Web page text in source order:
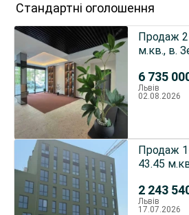
Стандартні оголошення
6 735
Продаж
м.кв., в.
Львів
02.08.2026
2 243
Продаж
43.45
Львів
17.07.2026